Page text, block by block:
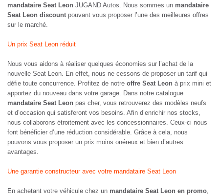
mandataire Seat Leon JUGAND Autos. Nous sommes un mandataire
Seat Leon discount pouvant vous proposer l’une des meilleures offres
sur le marché.
Un prix Seat Leon réduit
Nous vous aidons à réaliser quelques économies sur l’achat de la
nouvelle Seat Leon. En effet, nous ne cessons de proposer un tarif qui
défie toute concurrence. Profitez de notre offre Seat Leon à prix mini et
apportez du nouveau dans votre garage. Dans notre catalogue
mandataire Seat Leon pas cher, vous retrouverez des modèles neufs
et d’occasion qui satisferont vos besoins. Afin d’enrichir nos stocks,
nous collaborons étroitement avec les concessionnaires. Ceux-ci nous
font bénéficier d’une réduction considérable. Grâce à cela, nous
pouvons vous proposer un prix moins onéreux et bien d’autres
avantages.
Une garantie constructeur avec votre mandataire Seat Leon
En achetant votre véhicule chez un mandataire Seat Leon en promo